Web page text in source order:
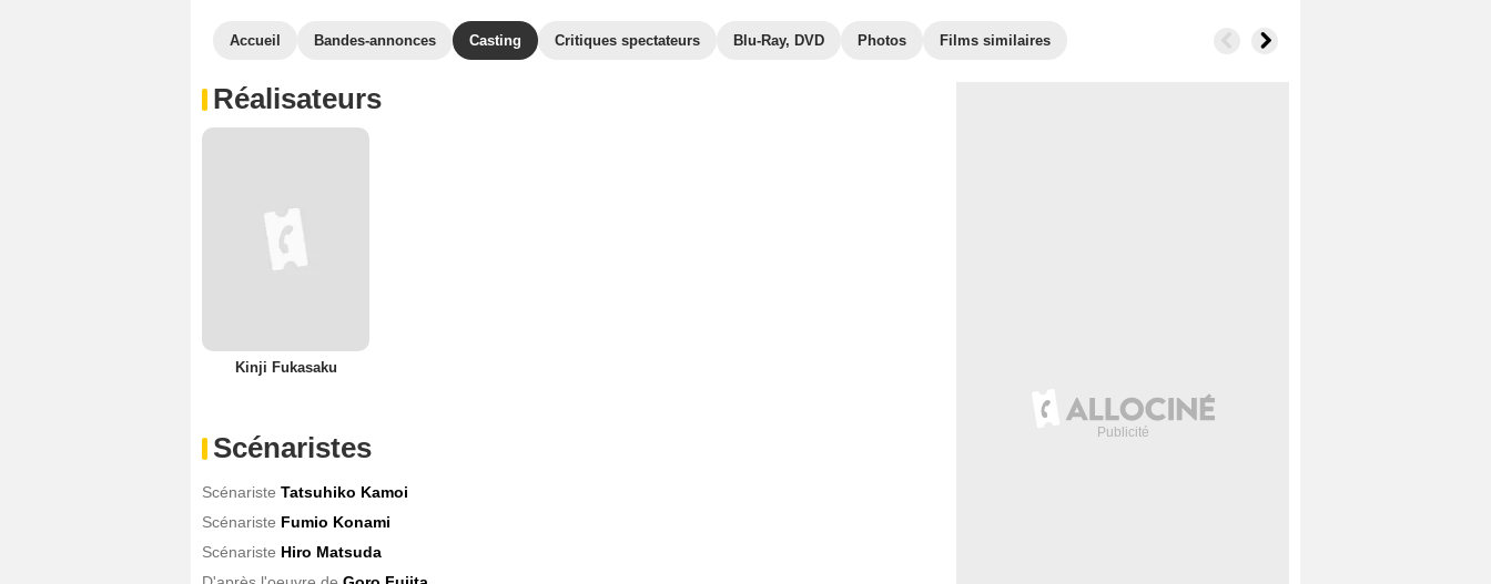
Accueil Bandes-annonces Casting Critiques spectateurs Blu-Ray, DVD Photos Films similaires
Réalisateurs
Kinji Fukasaku
Scénaristes
Scénariste Tatsuhiko Kamoi
Scénariste Fumio Konami
Scénariste Hiro Matsuda